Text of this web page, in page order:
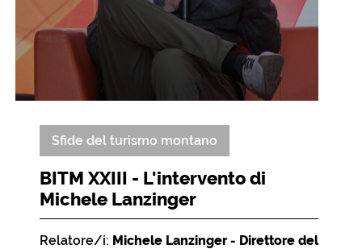
Sfide del turismo montano
BITM XXIII - L'intervento di
Michele Lanzinger
Relatore/i: Michele Lanzinger - Direttore del